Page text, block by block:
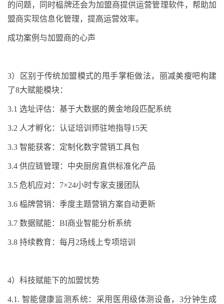
的问题，同时榀牌还会为加盟商提供运营管理软件，帮助加
盟商实现信息化管理，提高运营效率。
成功案例与加盟商的心声
3）
区别于传统加盟模式的甩手掌柜做法，丽减美瘦吧构建
了8大赋能模块：
3.1 选址评估：基于大数据的黄金地段匹配系统
3.2 人才孵化：认证培训师驻地指导15天
3.3 智能获客：定制化数字营销工具包
3.4 供应链管理：中央厨房直供标准化产品
3.5 危机应对： 7×24小时专家支援团队
3.6 榀牌营销：季度主题营销方案自动更新
3.7 数据赋能： BI商业智能分析系统
3.8 持续教育：每月 2场线上专项培训
4） 科技赋能下的加盟忧势
4.1. 智能健康监测系统：采用医用级体测设备， 3分钟生成